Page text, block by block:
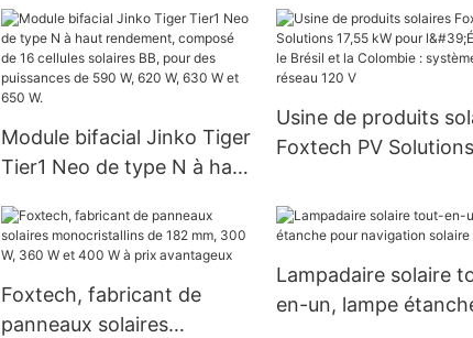
MPPT, onduleur solaire
hors réseau
bifacial 560-580 W
double vitrage
Module bifacial Jinko Tiger
Tier1 Neo de type N à haut
16 cellules solaires BB,
pour des puissances de
590 W, 620 W, 630 W et
650 W.
Usine de produits
Foxtech PV Solutions
Brésil et la Colombie :
système hors réseau
Foxtech, fabricant de
panneaux solaires
Lampadaire solaire
en-un, lampe